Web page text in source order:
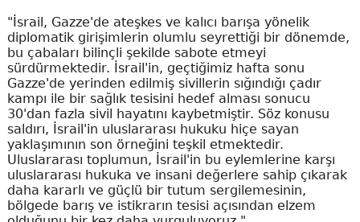
"İsrail, Gazze'de ateşkes ve kalıcı barışa yönelik
diplomatik girişimlerin olumlu seyrettiği bir dönemde,
bu çabaları bilinçli şekilde sabote etmeyi
sürdürmektedir. İsrail'in, geçtiğimiz hafta sonu
Gazze'de yerinden edilmiş sivillerin sığındığı çadır
kampı ile bir sağlık tesisini hedef alması sonucu
30'dan fazla sivil hayatını kaybetmiştir. Söz konusu
saldırı, İsrail'in uluslararası hukuku hiçe sayan
yaklaşımının son örneğini teşkil etmektedir.
Uluslararası toplumun, İsrail'in bu eylemlerine karşı
uluslararası hukuka ve insani değerlere sahip çıkarak
daha kararlı ve güçlü bir tutum sergilemesinin,
bölgede barış ve istikrarın tesisi açısından elzem